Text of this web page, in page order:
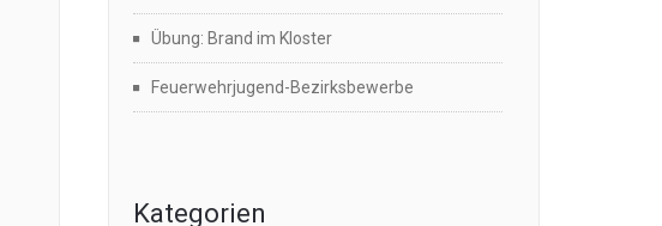
Übung: Brand im Kloster
Feuerwehrjugend-Bezirksbewerbe
Kategorien